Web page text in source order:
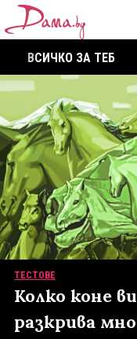
ВСИЧКО ЗА ТЕБ
ТЕСТОВЕ
Колко коне
разкрива